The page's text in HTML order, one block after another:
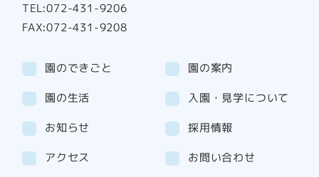
TEL:072-431-9206
FAX:072-431-9208
園のできごと 園の案内
園の生活 入園・見学について
お知らせ
採用情報
アクセス
お問い合わせ